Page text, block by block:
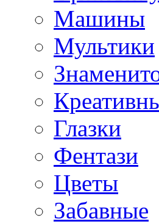
Машины
Мультики
Глазки
Фентази
Цветы
Забавные